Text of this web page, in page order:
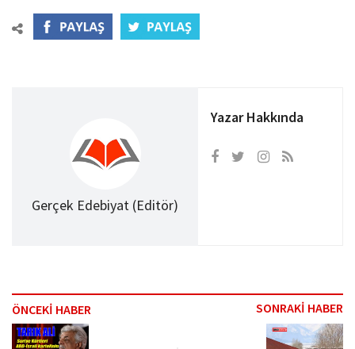
Gerçek Edebiyat (Editör)
Yazar Hakkında
ÖNCEKİ HABER SONRAKİ HABER